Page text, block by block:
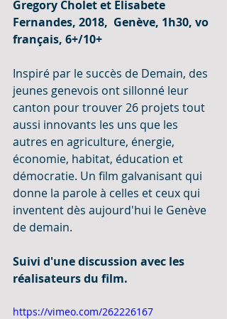
Gregory Cholet et Elisabete
Fernandes, 2018,  Genève, 1h30, vo
français, 6+/10+
Inspiré par le succès de Demain, des
jeunes genevois ont sillonné leur
canton pour trouver 26 projets tout
aussi innovants les uns que les
autres en agriculture, énergie,
économie, habitat, éducation et
démocratie. Un film galvanisant qui
donne la parole à celles et ceux qui
inventent dès aujourd'hui le Genève
de demain.
Suivi d'une discussion avec les
réalisateurs du film.
https://vimeo.com/262226167